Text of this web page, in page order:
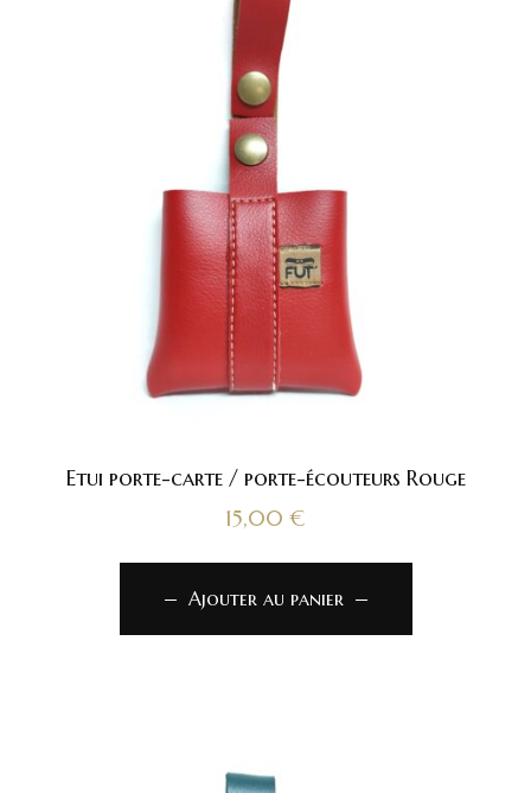
Etui porte-carte / porte-écouteurs Rouge
15,00 €
Ajouter au panier